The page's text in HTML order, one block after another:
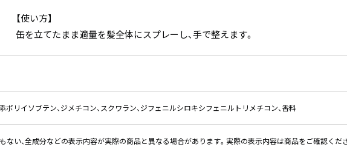
【使い方】
缶を立てたまま適量を髪全体にスプレーし、手で整えます。
ポリイソブテン、ジメチコン、スクワラン、ジフェニルシロキシフェニルトリメチコン、香料
ない、全成分などの表示内容が実際の商品と異なる場合があります。実際の表示内容は商品をご確認くだ